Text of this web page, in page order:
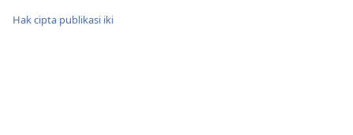
Hak cipta publikasi iki